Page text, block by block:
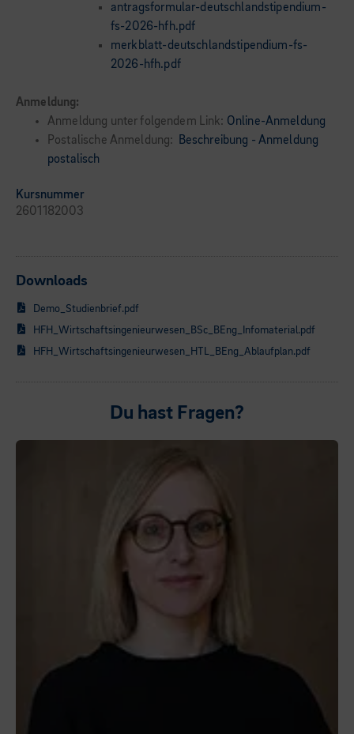
antragsformular-deutschlandstipendium-
fs-2026-hfh.pdf
merkblatt-deutschlandstipendium-fs-
2026-hfh.pdf
Anmeldung:
Anmeldung unter folgendem Link: Online-Anmeldung
Postalische Anmeldung:
Beschreibung - Anmeldung
postalisch
Kursnummer
2601182003
Downloads
Demo_Studienbrief.pdf
HFH_Wirtschaftsingenieurwesen_BSc_BEng_Infomaterial.pdf
HFH_Wirtschaftsingenieurwesen_HTL_BEng_Ablaufplan.pdf
Du hast Fragen?